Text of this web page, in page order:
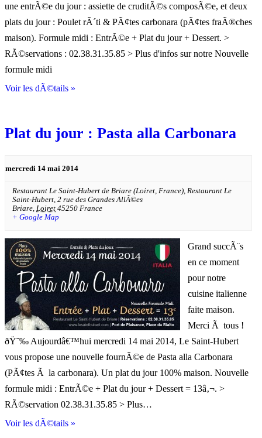
une entrÃ©e du jour : assiette de cruditÃ©s composÃ©e, et deux
plats du jour : Poulet rÃ´ti & PÃ¢tes carbonara (pÃ¢tes fraÃ®ches
maison). Formule midi : EntrÃ©e + Plat du jour + Dessert. >
RÃ©servations : 02.38.31.35.85 > Plus d'infos sur notre Nouvelle
formule midi
Voir les dÃ©tails »
Plat du jour : Pasta alla Carbonara
mercredi 14 mai 2014
Restaurant Le Saint-Hubert de Briare (Loiret, France), Restaurant Le
Saint-Hubert, 2 rue des Grandes AllÃ©es
Briare Loiret 45250 France
+ Google Map
Grand succÃ¨s
en ce moment
pour notre
cuisine italienne
faite maison.
Merci Ã tous !
ðŸ˜‰ Aujourdâ€™hui mercredi 14 mai 2014, Le Saint-Hubert
vous propose une nouvelle fournÃ©e de Pasta alla Carbonara
(PÃ¢tes Ã la carbonara). Un plat du jour 100% maison. Nouvelle
formule midi : EntrÃ©e + Plat du jour + Dessert = 13â‚¬. >
RÃ©servation 02.38.31.35.85 > Plus…
Voir les dÃ©tails »